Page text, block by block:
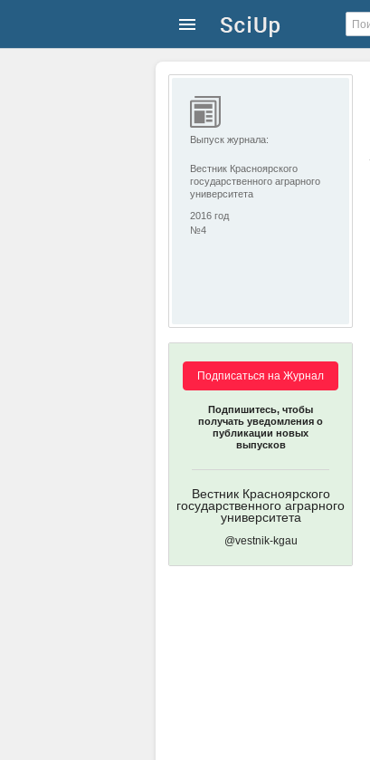
Выпуск журнала:
Вестник Красноярского
государственного аграрного
университета
2016 год
№4
Подписаться на Журнал
Подпишитесь, чтобы
получать уведомления о
публикации новых
выпусков
Вестник Красноярского
государственного аграрного
университета
@vestnik-kgau